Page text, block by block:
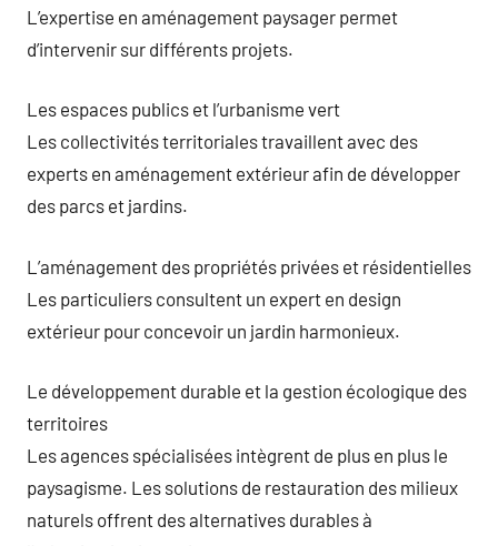
L’expertise en aménagement paysager permet
d’intervenir sur différents projets.
Les espaces publics et l’urbanisme vert
Les collectivités territoriales travaillent avec des
experts en aménagement extérieur afin de développer
des parcs et jardins.
L’aménagement des propriétés privées et résidentielles
Les particuliers consultent un expert en design
extérieur pour concevoir un jardin harmonieux.
Le développement durable et la gestion écologique des
territoires
Les agences spécialisées intègrent de plus en plus le
paysagisme. Les solutions de restauration des milieux
naturels offrent des alternatives durables à